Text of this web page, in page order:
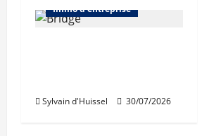
Immo d'entreprise
Sylvain d'Huissel 30/07/2026